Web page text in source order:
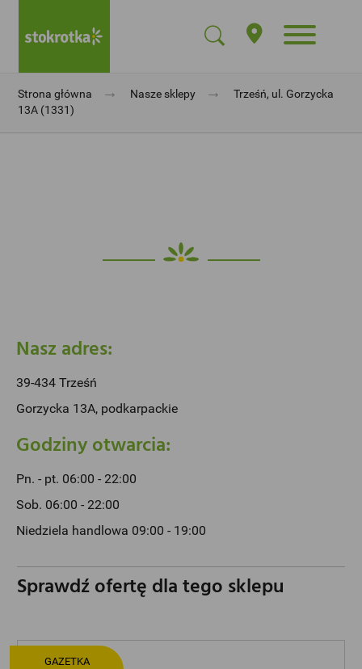
Strona główna → Nasze sklepy →
Trześń, ul. Gorzycka
13A (1331)
Nasz adres:
39-434 Trześń
Gorzycka 13A, podkarpackie
Godziny otwarcia:
Pn. - pt. 06:00 - 22:00
Sob. 06:00 - 22:00
Niedziela handlowa 09:00 - 19:00
Sprawdź ofertę dla tego sklepu
GAZETKA